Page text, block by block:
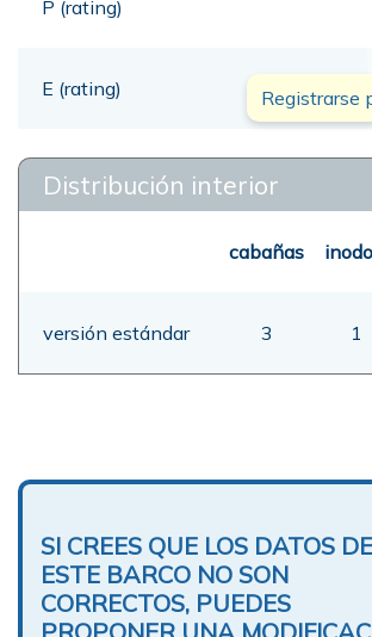
P (rating)
E (rating) Registrarse
Distribución interior
cabañas
versión estándar 3 1
SI CREES QUE LOS DATOS DE
ESTE BARCO NO SON
CORRECTOS, PUEDES